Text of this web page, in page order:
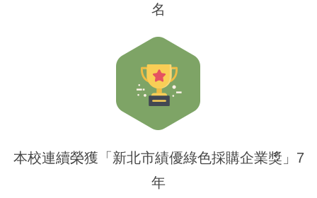
名
本校連續榮獲「新北市績優綠色採購企業獎」7
年